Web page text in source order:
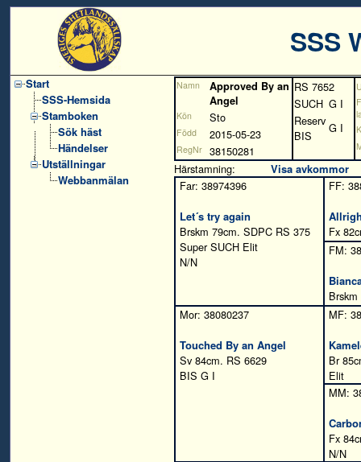
SSS
Start
SSS-Hemsida
Stamboken
Sök häst
Händelser
Utställningar
Webbanmälan
Namn
Approved By an
Angel
Kön Sto
Född 2015-05-23
RegNr 38150281
RS 7652
SUCH G I
Reserv
BIS
G I
Härstamning:
Visa avkommor
Far: 38974396
Let´s try again
Brskm 79cm. SDPC RS 375
Super SUCH Elit
N/N
FF:
Fx
FM:
Mor: 38080237
Touched By an Angel
Sv 84cm. RS 6629
BIS G I
MF:
Br
Elit
MM:
Fx
N/N